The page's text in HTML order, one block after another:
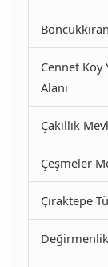
Cennet Köy
Alanı
Çakıllık
Çeşmeler
Çıraktepe